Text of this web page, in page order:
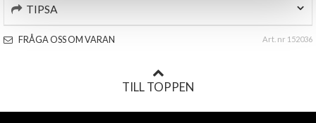
TIPSA
FRÅGA OSS OM VARAN Art. nr 152036
TILL TOPPEN